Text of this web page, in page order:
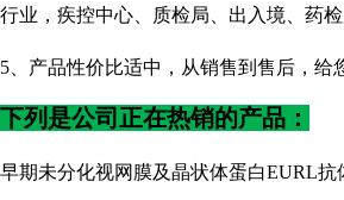
行业，疾控中心、质检局、出入境、药
5、产品性价比适中，从销售到售后，给
下列是公司正在热销的产品：
早期未分化视网膜及晶状体蛋白EURL抗